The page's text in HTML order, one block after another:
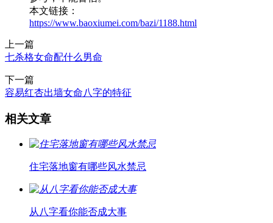
本文链接：
https://www.baoxiumei.com/bazi/1188.html
上一篇
七杀格女命配什么男命
下一篇
容易红杏出墙女命八字的特征
相关文章
住宅落地窗有哪些风水禁忌
从八字看你能否成大事